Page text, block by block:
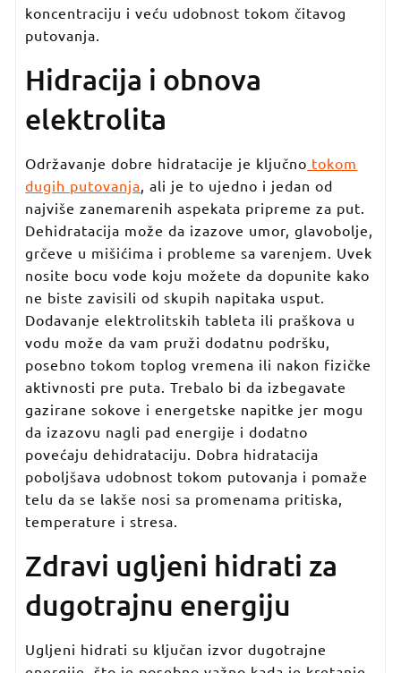
koncentraciju i veću udobnost tokom čitavog
putovanja.
Hidracija i obnova
elektrolita
Održavanje dobre hidratacije je ključno tokom
dugih putovanja, ali je to ujedno i jedan od
najviše zanemarenih aspekata pripreme za put.
Dehidratacija može da izazove umor, glavobolje,
grčeve u mišićima i probleme sa varenjem. Uvek
nosite bocu vode koju možete da dopunite kako
ne biste zavisili od skupih napitaka usput.
Dodavanje elektrolitskih tableta ili praškova u
vodu može da vam pruži dodatnu podršku,
posebno tokom toplog vremena ili nakon fizičke
aktivnosti pre puta. Trebalo bi da izbegavate
gazirane sokove i energetske napitke jer mogu
da izazovu nagli pad energije i dodatno
povećaju dehidrataciju. Dobra hidratacija
poboljšava udobnost tokom putovanja i pomaže
telu da se lakše nosi sa promenama pritiska,
temperature i stresa.
Zdravi ugljeni hidrati za
dugotrajnu energiju
Ugljeni hidrati su ključan izvor dugotrajne